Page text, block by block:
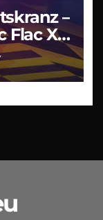
–
Flac X-